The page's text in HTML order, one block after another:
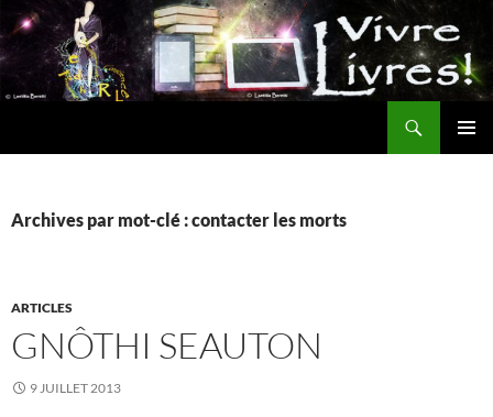
Aller
au
contenu
Archives par mot-clé : contacter les morts
ARTICLES
GNÔTHI SEAUTON
9 JUILLET 2013